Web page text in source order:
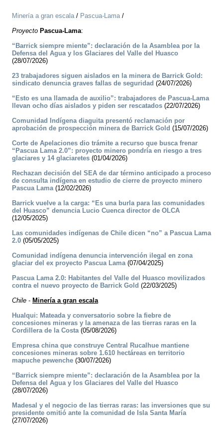
Minería a gran escala/ Pascua-Lama/
Proyecto Pascua-Lama:
“Barrick siempre miente”: declaración de la Asamblea por la
Defensa del Agua y los Glaciares del Valle del Huasco
(28/07/2026)
23 trabajadores siguen aislados en la minera de Barrick Gold:
sindicato denuncia graves fallas de seguridad (24/07/2026)
“Esto es una llamada de auxilio”: trabajadores de Pascua-Lama
llevan ocho días aislados y piden ser rescatados (22/07/2026)
Comunidad Indígena diaguita presentó reclamación por
aprobación de prospección minera de Barrick Gold (15/07/2026)
Corte de Apelaciones dio trámite a recurso que busca frenar
“Pascua Lama 2.0”: proyecto minero pondría en riesgo a tres
glaciares y 14 glaciaretes (01/04/2026)
Rechazan decisión del SEA de dar término anticipado a proceso
de consulta indígena en estudio de cierre de proyecto minero
Pascua Lama(12/02/2026)
Barrick vuelve a la carga: “Es una burla para las comunidades
del Huasco” denuncia Lucio Cuenca director de OLCA
(12/05/2025)
Las comunidades indígenas de Chile dicen “no” a Pascua Lama
2.0 (05/05/2025)
Comunidad indígena denuncia intervención ilegal en zona
glaciar del ex proyecto Pascua Lama(07/04/2025)
Pascua Lama 2.0: Habitantes del Valle del Huasco movilizados
contra el nuevo proyecto de Barrick Gold (22/03/2025)
Chile - Minería a gran escala
Hualqui: Mateada y conversatorio sobre la fiebre de
concesiones mineras y la amenaza de las tierras raras en la
Cordillera de la Costa(05/08/2026)
Empresa china que construye Central Rucalhue mantiene
concesiones mineras sobre 1.610 hectáreas en territorio
mapuche pewenche (30/07/2026)
“Barrick siempre miente”: declaración de la Asamblea por la
Defensa del Agua y los Glaciares del Valle del Huasco
(28/07/2026)
Madesal y el negocio de las tierras raras: las inversiones que su
presidente omitió ante la comunidad de Isla Santa María
(27/07/2026)